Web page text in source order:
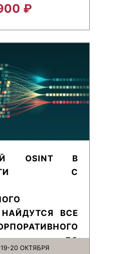
₽
OSINT В
С
НАЙДУТСЯ ВСЕ
ДО
20 ОКТЯБРЯ